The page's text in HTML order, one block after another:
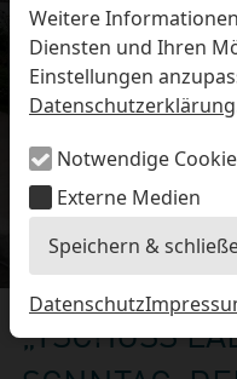
Weitere
Diensten und Ihren
Einstellungen
Datenschutzerklärung
Notwendige
Externe Medien
Speichern &
Datenschutz
Eisbären-
FAQ zum Tod des
Newsletter
Bildungsletter
Barrierefreier Zoo
Hausordnung
Arbeiten im Zoo
Ausbildung zur
Freiwilliges
Mitarbeiter:in (w/m/
Patenschaften
Förderverein
Eisbären-Nachwuchs
„TSCHÜSS